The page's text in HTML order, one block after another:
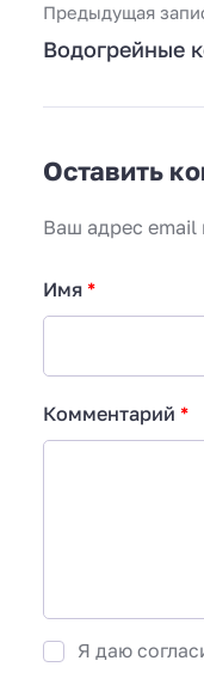
Предыдущая
Водогрейные
Оставить
Ваш адрес email
Имя *
Комментарий *
Я даю